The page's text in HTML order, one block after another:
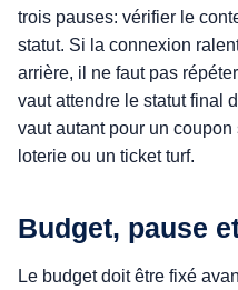
trois pauses: vérifier le
statut. Si la connexion
arrière, il ne faut pas
vaut attendre le statut final
vaut autant pour un
loterie ou un ticket turf.
Budget, pause
Le budget doit être fixé